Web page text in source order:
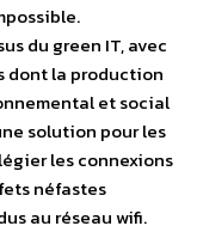
du green IT, avec
dont la production
et social
solution pour les
les connexions
néfastes
au réseau wifi.